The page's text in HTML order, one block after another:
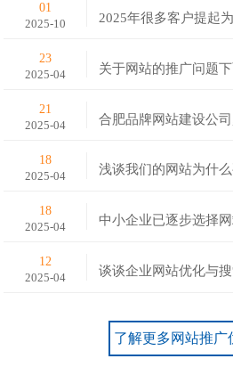
01
2025-10
23
2025-04
21
2025-04
18
2025-04
18
2025-04
12
2025-04
了解更多网站推广